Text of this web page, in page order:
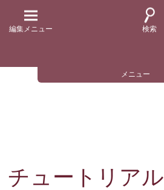
編集メニュー 検索
メニュー
チュートリアル